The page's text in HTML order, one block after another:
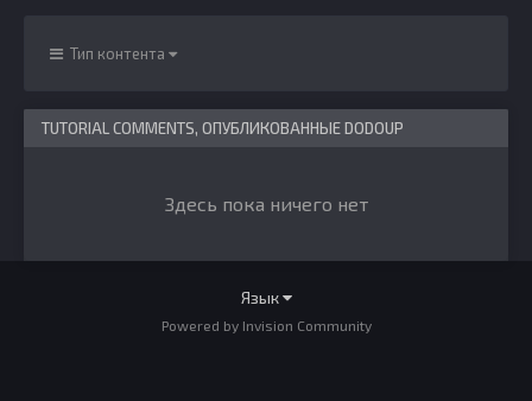
Тип контента
TUTORIAL COMMENTS, ОПУБЛИКОВАННЫЕ DODOUP
Здесь пока ничего нет
Язык
Powered by Invision Community